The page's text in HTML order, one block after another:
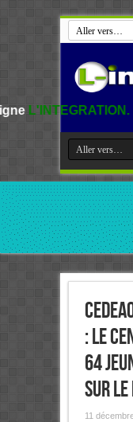
L'information
: Le
64
sur le
11